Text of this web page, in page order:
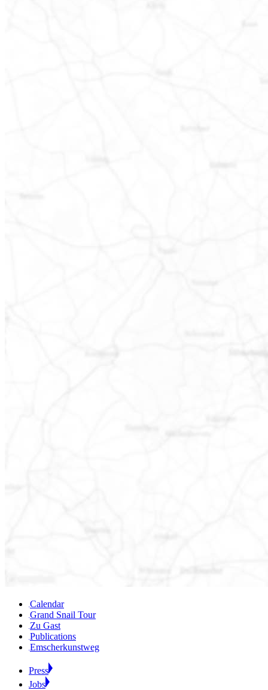
Calendar
Grand Snail Tour
Zu Gast
Publications
Emscherkunstweg
Press
Jobs